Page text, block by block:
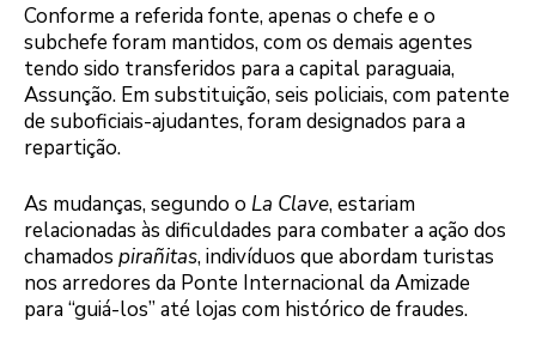
Conforme a referida fonte, apenas o chefe e o
subchefe foram mantidos, com os demais agentes
tendo sido transferidos para a capital paraguaia,
Assunção. Em substituição, seis policiais, com patente
de suboficiais-ajudantes, foram designados para a
repartição.
As mudanças, segundo o La Clave, estariam
relacionadas às dificuldades para combater a ação dos
chamados pirañitas, indivíduos que abordam turistas
nos arredores da Ponte Internacional da Amizade
para “guiá-los” até lojas com histórico de fraudes.